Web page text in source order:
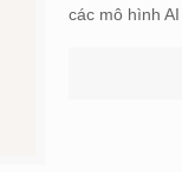
các mô hình